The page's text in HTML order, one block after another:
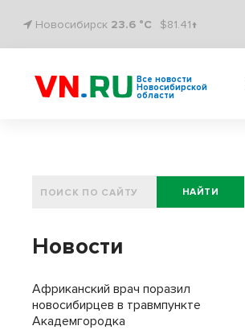
Новосибирск 23.6 °C $81.41↑
Все новости
Новосибирской
области
НАЙТИ
Новости
Африканский врач поразил
новосибирцев в травмпункте
Академгородка